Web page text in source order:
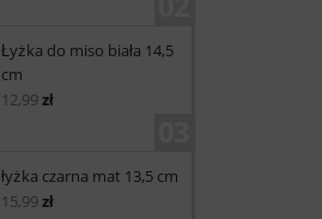
Łyżka do miso biała 14,5
cm
12,99zł
łyżka czarna mat 13,5 cm
15,99zł